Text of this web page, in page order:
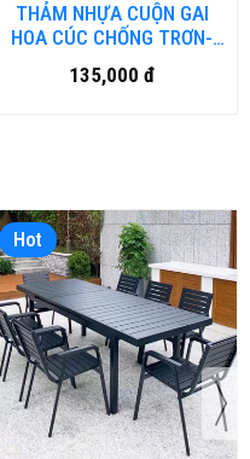
Hot
THẢM NHỰA CUỘN GAI
HOA CÚC CHỐNG TRƠN-
HCM.DN
135,000 đ